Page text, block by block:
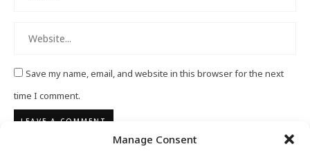
Manage Consent
Save my name, email, and website in this browser for the next
time I comment.